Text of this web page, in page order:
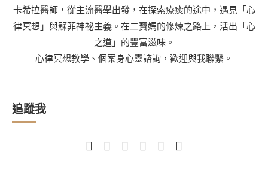
卡希拉醫師，從主流醫學出發，在探索療癒的途中，遇見「心
律冥想」與蘇菲神祕主義。在二寶媽的修煉之路上，活出「心
之道」的豐富滋味。
心律冥想教學、個案身心靈諮詢，歡迎與我聯繫。
追蹤我